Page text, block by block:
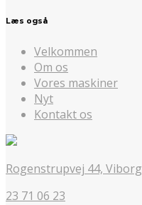
Læs også
Velkommen
Om os
Vores maskiner
Nyt
Kontakt os
Rogenstrupvej 44, Viborg
23 71 06 23